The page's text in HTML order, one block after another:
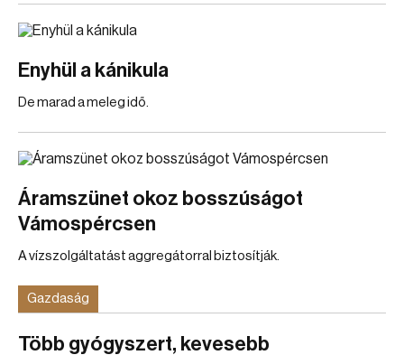
Enyhül a kánikula
De marad a meleg idő.
Áramszünet okoz bosszúságot
Vámospércsen
A vízszolgáltatást aggregátorral biztosítják.
Gazdaság
Több gyógyszert, kevesebb